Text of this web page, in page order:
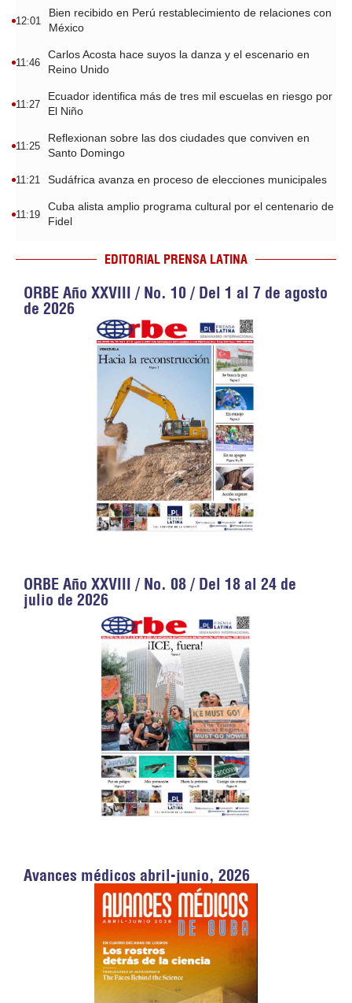
12:01
Bien recibido en Perú restablecimiento de relaciones con
México
11:46
Carlos Acosta hace suyos la danza y el escenario en
Reino Unido
11:27
Ecuador identifica más de tres mil escuelas en riesgo por
El Niño
11:25
Reflexionan sobre las dos ciudades que conviven en
Santo Domingo
11:21 Sudáfrica avanza en proceso de elecciones municipales
11:19
Cuba alista amplio programa cultural por el centenario de
Fidel
EDITORIAL PRENSA LATINA
ORBE Año XXVIII / No. 10 / Del 1 al 7 de agosto
de 2026
ORBE Año XXVIII / No. 08 / Del 18 al 24 de
julio de 2026
Avances médicos abril-junio, 2026